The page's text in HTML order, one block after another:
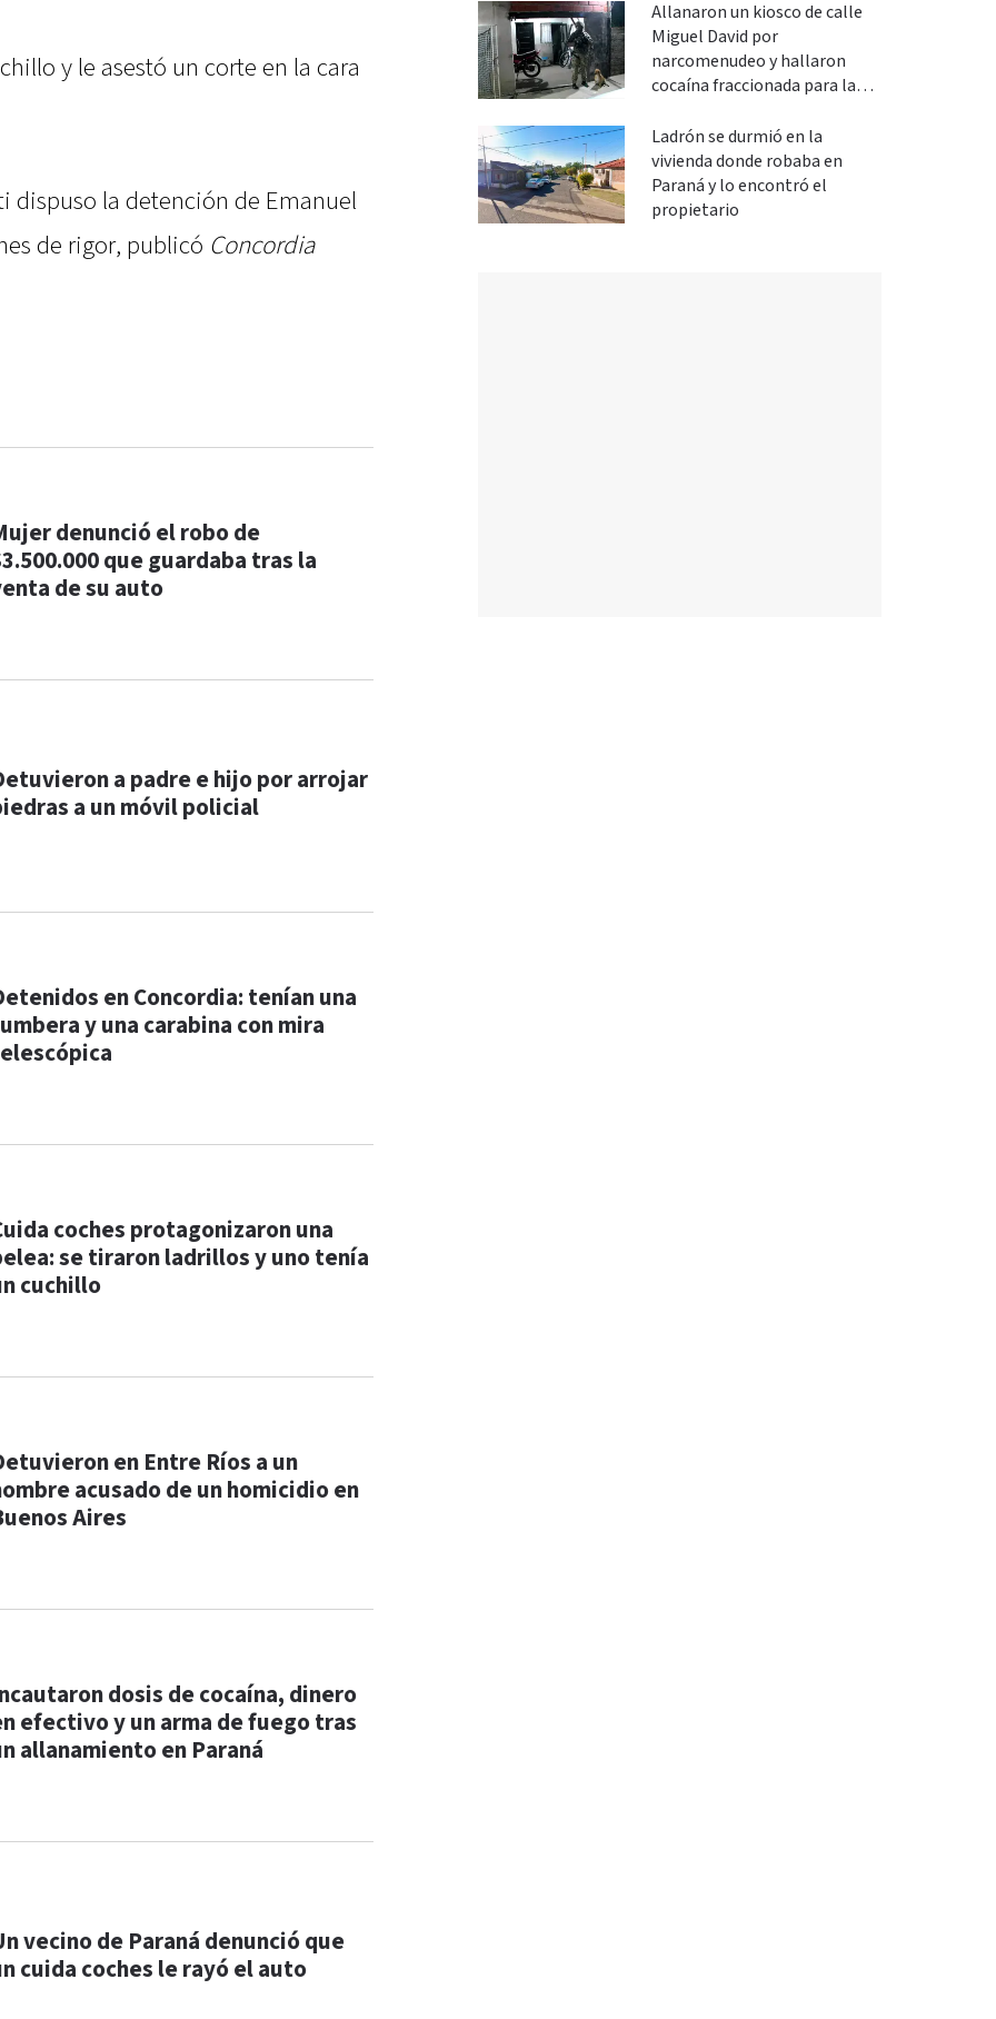
y le asestó un corte en la cara
dispuso la detención de Emanuel
de rigor, publicó Concordia
denunció el robo de
que guardaba tras la
de su auto
a padre e hijo por arrojar
a un móvil policial
en Concordia: tenían una
y una carabina con mira
coches protagonizaron una
se tiraron ladrillos y uno tenía
cuchillo
en Entre Ríos a un
acusado de un homicidio en
Aires
dosis de cocaína, dinero
efectivo y un arma de fuego tras
allanamiento en Paraná
vecino de Paraná denunció que
cuida coches le rayó el auto
Allanaron un kiosco de calle
Miguel David por
narcomenudeo y hallaron
cocaína fraccionada para la
Ladrón se durmió en la
vivienda donde robaba en
Paraná y lo encontró el
propietario